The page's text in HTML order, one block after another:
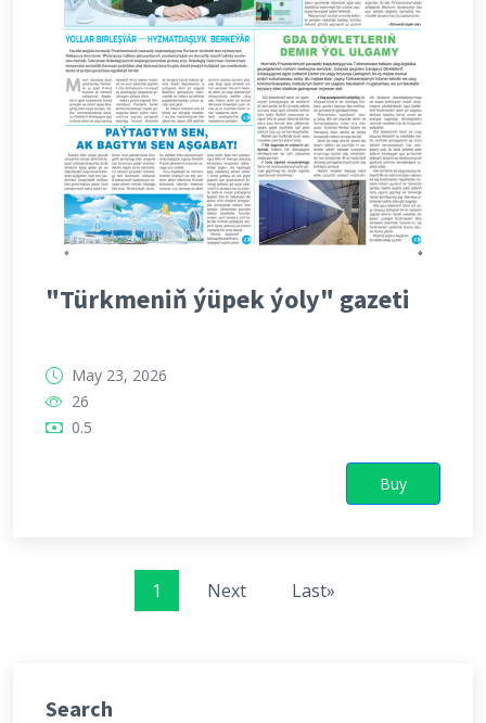
"Türkmeniň ýüpek ýoly" gazeti
May 23, 2026
26
0.5
Buy
1 Next Last»
Search